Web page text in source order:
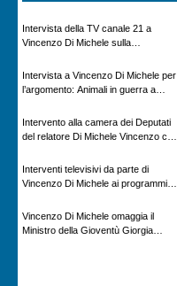
Intervista della TV canale 21 a
Vincenzo Di Michele sulla
Intervista a Vincenzo Di Michele per
l’argomento: Animali in guerra a
in onda su Espansione TV
Intervento alla camera dei Deputati
del relatore Di Michele Vincenzo con
impatto ambientale e problematiche
sui veicoli storici e trattori d’epoca
Interventi televisivi da parte di
Vincenzo Di Michele ai programmi
rivisitazione della storia
Vincenzo Di Michele omaggia il
Ministro della Gioventù Giorgia